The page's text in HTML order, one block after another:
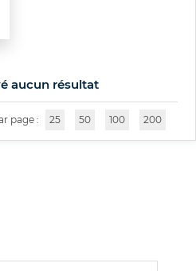
aucun résultat
page : 25 50 100 200